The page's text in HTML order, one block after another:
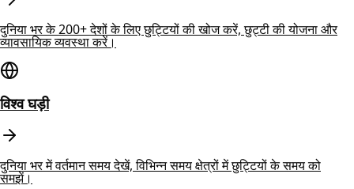
दुनिया भर के 200+ देशों के लिए छुट्टियों की खोज करें, छुट्टी की योजना और
व्यावसायिक व्यवस्था करें।
विश्व घड़ी
दुनिया भर में वर्तमान समय देखें, विभिन्न समय क्षेत्रों में छुट्टियों के समय को
समझें।